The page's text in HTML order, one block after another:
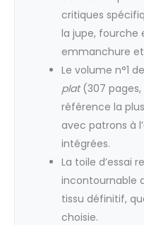
critiques
la jupe, fourche
emmanchure
Le volume n°1
plat(307
référence la
avec patrons à
intégrées.
La toile d’essai
incontournable
tissu définitif,
choisie.